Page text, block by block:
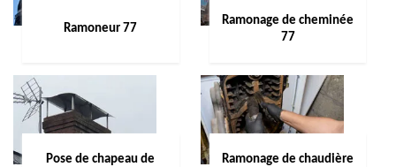
Ramoneur 77
Ramonage de cheminée
77
Pose de chapeau de
Ramonage de chaudière